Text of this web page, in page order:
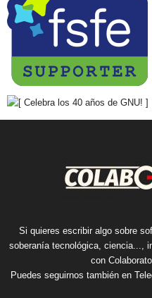
Si quieres escribir algo sobre
soberanía tecnológica, ciencia...,
con
Puedes seguirnos también en